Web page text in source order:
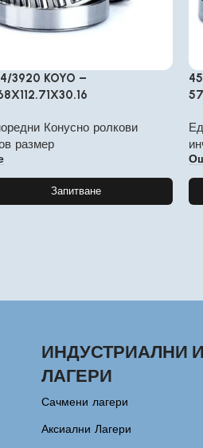
3920 KOYO –
Конусно ролкови
размер
Запитване
ИНДУСТРИАЛНИ
ЛАГЕРИ
Сачмени лагери
Аксиални Лагери